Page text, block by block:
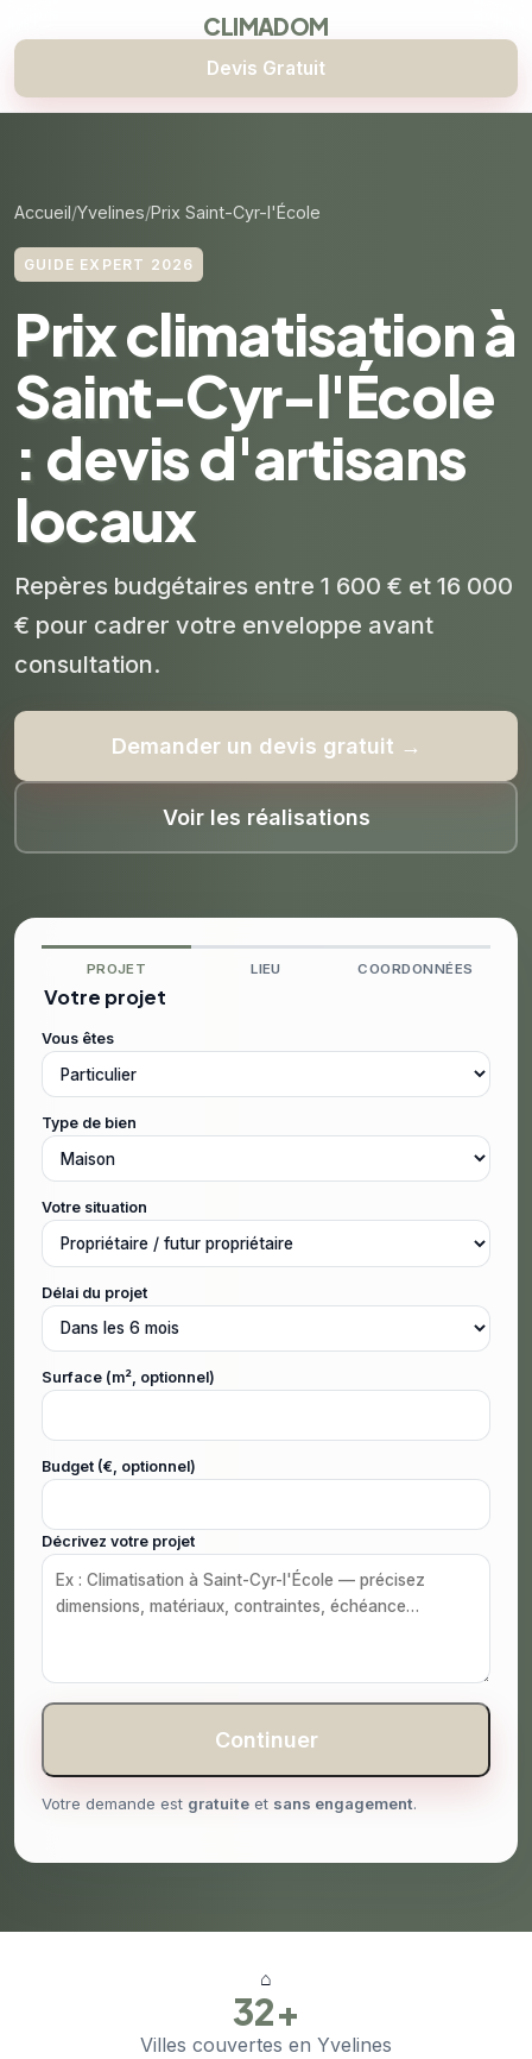
CLIMADOM
Devis Gratuit
Accueil Yvelines Prix Saint-Cyr-l'École
GUIDE EXPERT 2026
Prix climatisation à
Saint-Cyr-l'École
: devis d'artisans
locaux
Repères budgétaires entre 1 600 € et 16 000
€ pour cadrer votre enveloppe avant
consultation.
Demander un devis gratuit →
Voir les réalisations
PROJET LIEU COORDONNÉES
Votre projet
Vous êtes
Type de bien
Votre situation
Délai du projet
Surface (m², optionnel)
Budget (€, optionnel)
Décrivez votre projet
Continuer
Votre demande est gratuite et sans engagement.
⌂
32+
Villes couvertes en Yvelines